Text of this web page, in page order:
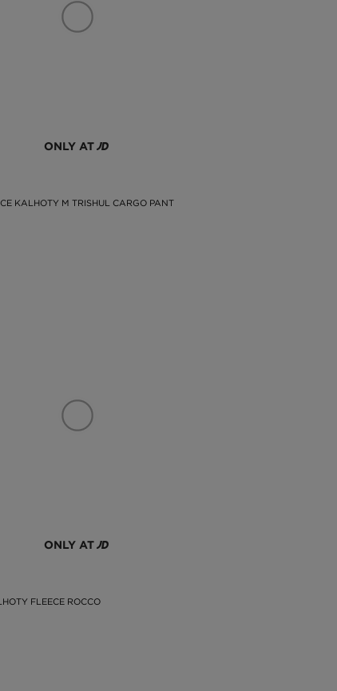
ONLY AT
KALHOTY M TRISHUL CARGO PANT
ONLY AT
FLEECE ROCCO